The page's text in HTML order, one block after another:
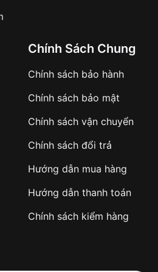
08A tuyệt tác thiết kế
một lựa chọn hoàn hảo cho
cách lịch lãm và đẳng
toán khi nhận hàng hoặc
đơn hàng nhanh chóng
hủy đơn không mong
Chính Sách Chung
Chính sách bảo hành
Chính sách bảo mật
Chính sách vận chuyển
Chính sách đổi trả
Hướng dẫn mua hàng
Hướng dẫn thanh toán
Chính sách kiểm hàng